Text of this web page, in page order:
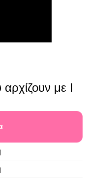
με Ι